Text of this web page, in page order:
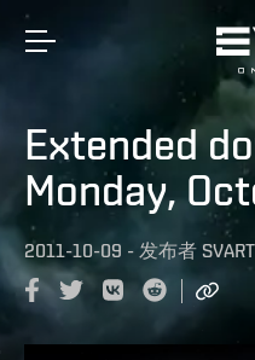
Extended
Monday,
2011-10-09 - 发布者